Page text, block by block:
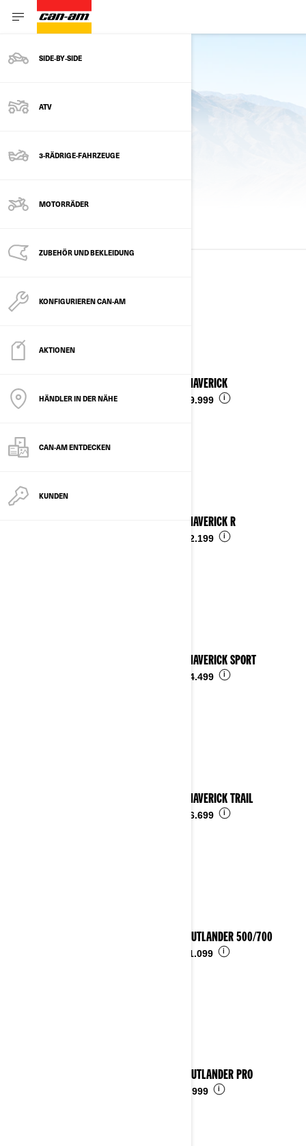
SIDE‑BY‑SIDE
ATV
3-RÄDRIGE-FAHRZEUGE
MOTORRÄDER
ZUBEHÖR UND BEKLEIDUNG
KONFIGURIEREN CAN-AM
AKTIONEN
HÄNDLER IN DER NÄHE
CAN-AM ENTDECKEN
KUNDEN
zurück zu den Modellen
Details ansehen
2025 MAVERICK
€ 29.999 i
2025 MAVERICK R
€ 52.199 i
2025 MAVERICK SPORT
€ 24.499 i
2025 MAVERICK TRAIL
€ 16.699 i
2025 OUTLANDER 500/700
€ 11.099 i
2025 OUTLANDER PRO
€ 9.999 i